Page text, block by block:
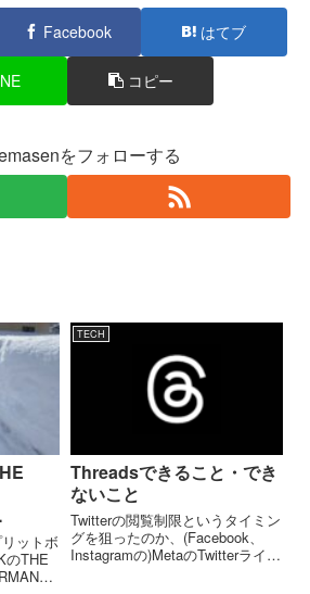
Facebook はてブ
コピー
をフォローする
イク
ットボ
のTHE
TECH
Threadsできること・でき
ないこと
Twitterの閲覧制限というタイミン
グを狙ったのか、(Facebook、
Instagramの)MetaのTwitterライク